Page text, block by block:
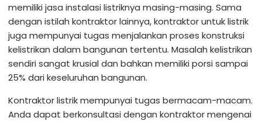
memiliki jasa instalasi listriknya masing-masing. Sama
dengan istilah kontraktor lainnya, kontraktor untuk listrik
juga mempunyai tugas menjalankan proses konstruksi
kelistrikan dalam bangunan tertentu. Masalah kelistrikan
sendiri sangat krusial dan bahkan memiliki porsi sampai
25% dari keseluruhan bangunan.
Kontraktor listrik mempunyai tugas bermacam-macam.
Anda dapat berkonsultasi dengan kontraktor mengenai